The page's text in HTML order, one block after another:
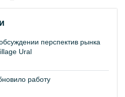
перспектив рынка
Ural
работу